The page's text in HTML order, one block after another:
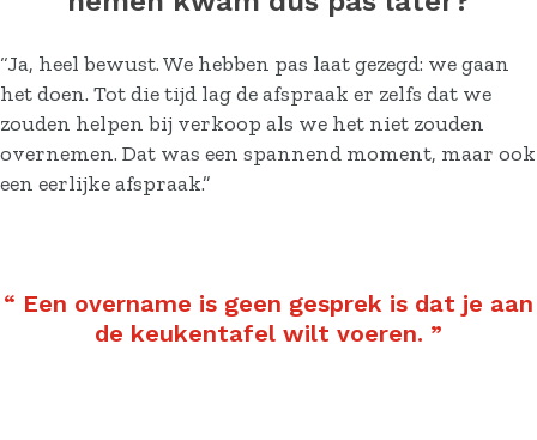
“Ja, heel bewust. We hebben pas laat gezegd: we gaan
het doen. Tot die tijd lag de afspraak er zelfs dat we
zouden helpen bij verkoop als we het niet zouden
overnemen. Dat was een spannend moment, maar ook
een eerlijke afspraak.”
“ Een overname is geen gesprek is dat je aan
de keukentafel wilt voeren. ”